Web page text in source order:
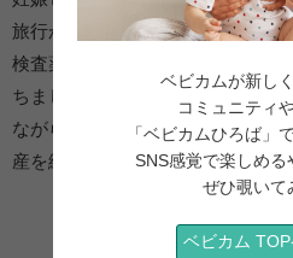
旅行から戻った時点で生理が10
検査薬を使用すると、陽性に！
ちました。帰宅後、反応を記録し
ながら発表。予想外だったようで
産を終えた今、見返すとほっこり
妊娠2ヶ
ベビカムが新し
コミュニティ
「ベビカムひろば」
SNS感覚で楽しめる
ぜひ覗いて
ベビカム